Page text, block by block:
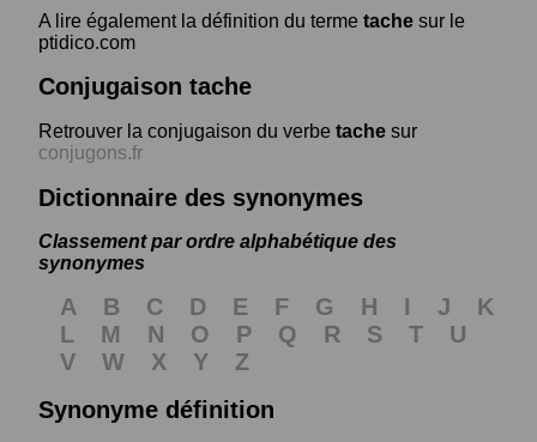
A lire également la définition du terme tache sur le
ptidico.com
Conjugaison tache
Retrouver la conjugaison du verbe tache sur
conjugons.fr
Dictionnaire des synonymes
Classement par ordre alphabétique des
synonymes
A B C D E F G H I J
K
L
M N O P Q R S T
U
V
W X Y
Z
Synonyme définition